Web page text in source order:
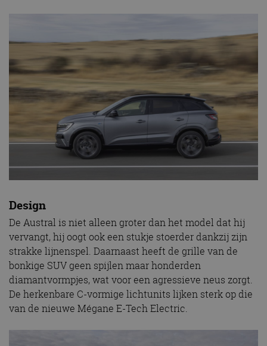
Design
De Austral is niet alleen groter dan het model dat hij
vervangt, hij oogt ook een stukje stoerder dankzij zijn
strakke lijnenspel. Daarnaast heeft de grille van de
bonkige SUV geen spijlen maar honderden
diamantvormpjes, wat voor een agressieve neus zorgt.
De herkenbare C-vormige lichtunits lijken sterk op die
van de nieuwe Mégane E-Tech Electric.